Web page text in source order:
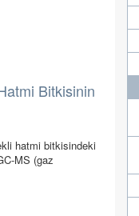
Bitkisinin
hatmi bitkisindeki
MS (gaz